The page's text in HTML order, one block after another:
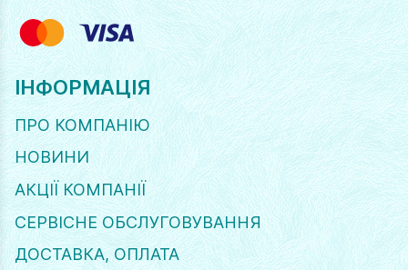
ІНФОРМАЦІЯ
ПРО КОМПАНІЮ
НОВИНИ
АКЦІЇ КОМПАНІЇ
СЕРВІСНЕ ОБСЛУГОВУВАННЯ
ДОСТАВКА, ОПЛАТА